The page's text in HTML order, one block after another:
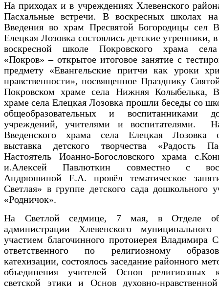
На приходах и в учреждениях Хлевенского
Пасхальные встречи. В воскресных школах
Введения во храм Пресвятой Богородицы сел
Елецкая Лозовка состоялись детские утренники,
воскресной школе Покровского храма
«Покров» – открытое итоговое занятие с
предмету «Евангельские притчи как уроки
нравственности», посвященное Празднику
Покровском храме села Нижняя Колыбелька,
храме села Елецкая Лозовка прошли беседы со
общеобразовательных и воспитанниками
учреждений, учителями и воспитателями.
Введенского храма села Елецкая Лозовка
выставка детского творчества «Радость
Настоятель Иоанно-Богословского храма
и.Алексей Павлюткин совместно с
Андрюшиной Е.А. провёл тематическое
Светлая» в группе детского сада дошкольного
«Родничок».
На Светлой седмице, 7 мая, в Отделе
администрации Хлевенского
участием благочинного протоиерея Владимира
ответственного по религиозному
катехизации, состоялось заседание районного
объединения учителей Основ религиозных
светской этики и Основ духовно-